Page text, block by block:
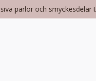
pärlor och smyckesdelar